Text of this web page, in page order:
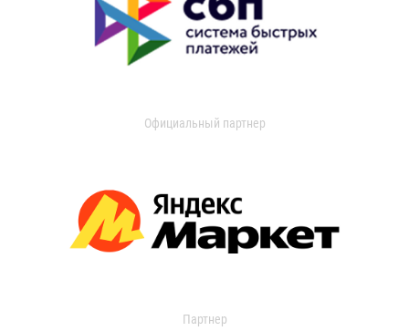
Официальный партнер
Партнер